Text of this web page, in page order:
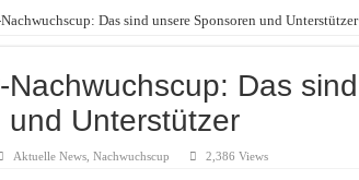
Das sind unsere Sponsoren und Unterstützer
Nachwuchscup: Das sind
Unterstützer
Aktuelle News, Nachwuchscup 2,386 Views